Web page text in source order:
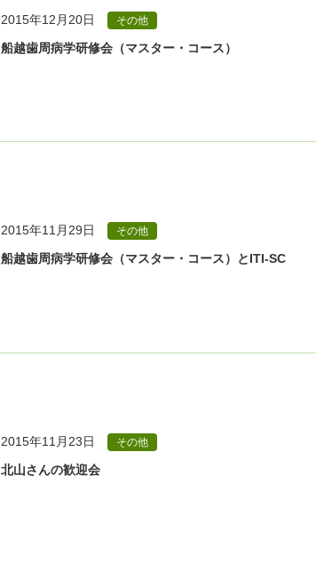
2015年12月20日 その他
船越歯周病学研修会（マスター・コース）
2015年11月29日 その他
船越歯周病学研修会（マスター・コース）とITI-SC
2015年11月23日 その他
北山さんの歓迎会